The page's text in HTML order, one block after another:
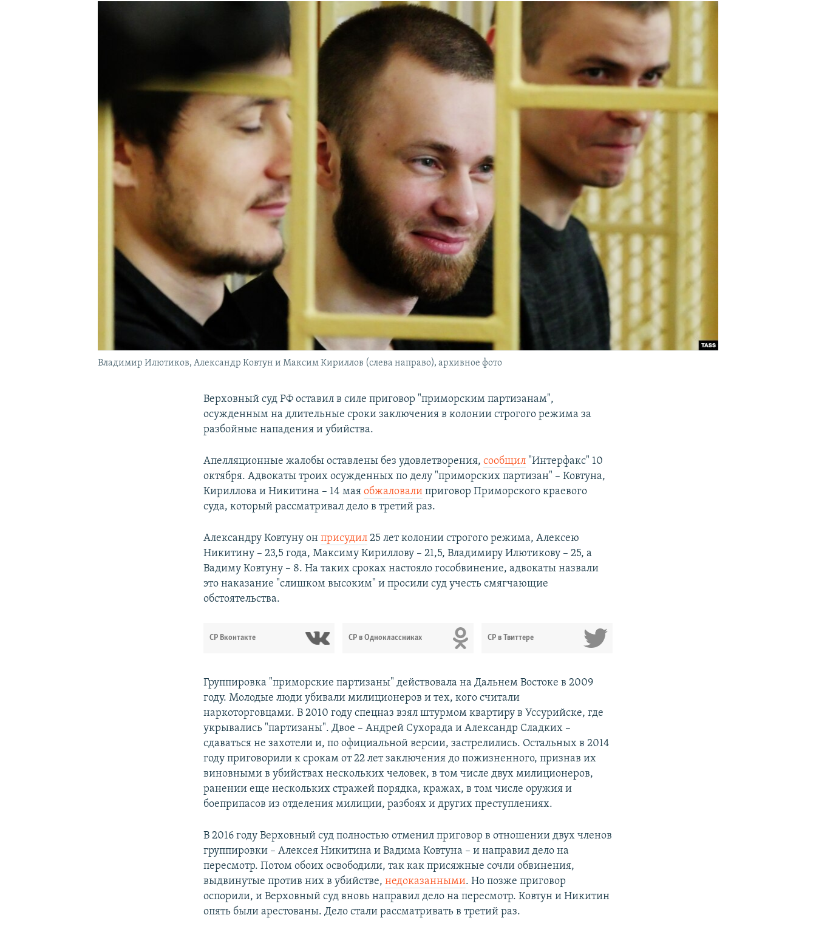
Владимир Илютиков, Александр Ковтун и Максим Кириллов (слева направо), архивное фото
Верховный суд РФ оставил в силе приговор "приморским партизанам",
осужденным на длительные сроки заключения в колонии строгого режима за
разбойные нападения и убийства.
Апелляционные жалобы оставлены без удовлетворения,сообщил "Интерфакс" 10
октября. Адвокаты троих осужденных по делу "приморских партизан" – Ковтуна,
Кириллова и Никитина – 14 маяобжаловали приговор Приморского краевого
суда, который рассматривал дело в третий раз.
Александру Ковтуну онприсудил 25 лет колонии строгого режима, Алексею
Никитину – 23,5 года, Максиму Кириллову – 21,5, Владимиру Илютикову – 25, а
Вадиму Ковтуну – 8. На таких сроках настояло гособвинение, адвокаты назвали
это наказание "слишком высоким" и просили суд учесть смягчающие
обстоятельства.
СР Вконтакте СР в Одноклассниках СР в Твиттере
Группировка "приморские партизаны" действовала на Дальнем Востоке в 2009
году. Молодые люди убивали милиционеров и тех, кого считали
наркоторговцами. В 2010 году спецназ взял штурмом квартиру в Уссурийске, где
укрывались "партизаны". Двое – Андрей Сухорада и Александр Сладких –
сдаваться не захотели и, по официальной версии, застрелились. Остальных в 2014
году приговорили к срокам от 22 лет заключения до пожизненного, признав их
виновными в убийствах нескольких человек, в том числе двух милиционеров,
ранении еще нескольких стражей порядка, кражах, в том числе оружия и
боеприпасов из отделения милиции, разбоях и других преступлениях.
В 2016 году Верховный суд полностью отменил приговор в отношении двух членов
группировки – Алексея Никитина и Вадима Ковтуна – и направил дело на
пересмотр. Потом обоих освободили, так как присяжные сочли обвинения,
выдвинутые против них в убийстве,недоказанными. Но позже приговор
оспорили, и Верховный суд вновь направил дело на пересмотр. Ковтун и Никитин
опять были арестованы. Дело стали рассматривать в третий раз.